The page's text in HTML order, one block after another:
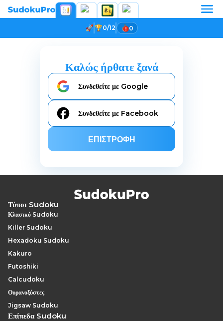
0/12 0
Καλώς ήρθατε ξανά
Συνδεθείτε με Google
Συνδεθείτε με Facebook
ΕΠΙΣΤΡΟΦΉ
Τύποι Sudoku
Κλασικό Sudoku
Killer Sudoku
Hexadoku Sudoku
Kakuro
Futoshiki
Calcudoku
Ουρανοξύστες
Jigsaw Sudoku
Επίπεδα Sudoku